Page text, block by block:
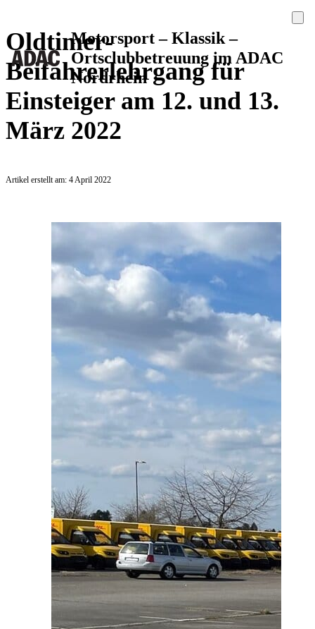
Motorsport – Klassik –
Ortsclubbetreuung im ADAC
Nordrhein
Oldtimer-
Beifahrerlehrgang für
Einsteiger am 12. und 13.
März 2022
Artikel erstellt am: 4 April 2022